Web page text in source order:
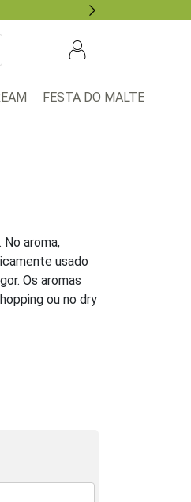
Next
FESTA DO MALTE
aroma,
usado
Os aromas
ou no dry